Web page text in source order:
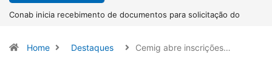
Workshop internacional debate futuro da piscicultura com
Home Destaques Cemig abre inscrições…